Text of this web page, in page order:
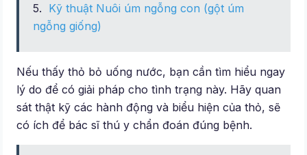
Kỹ thuật Nuôi úm ngỗng con (gột úm
ngỗng giống)
Nếu thấy thỏ bỏ uống nước, bạn cần tìm hiểu ngay
lý do để có giải pháp cho tình trạng này. Hãy quan
sát thật kỹ các hành động và biểu hiện của thỏ, sẽ
có ích để bác sĩ thú y chẩn đoán đúng bệnh.